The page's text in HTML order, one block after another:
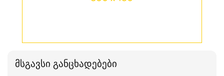
მსგავსი განცხადებები